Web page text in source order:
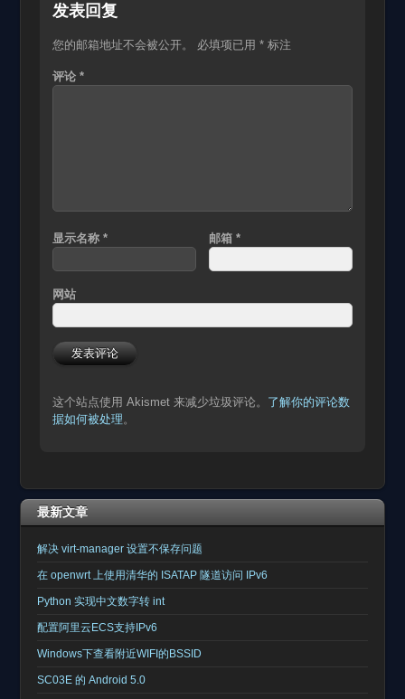
发表回复
您的邮箱地址不会被公开。 必填项已用 *标注
评论 *
显示名称 * 邮箱 *
网站
这个站点使用 Akismet 来减少垃圾评论。 了解你的评论数
据如何被处理。
最新文章
解决 virt-manager 设置不保存问题
在 openwrt 上使用清华的 ISATAP 隧道访问 IPv6
Python 实现中文数字转 int
配置阿里云ECS支持IPv6
Windows下查看附近WIFI的BSSID
SC03E 的 Android 5.0